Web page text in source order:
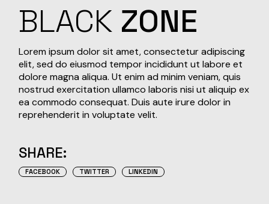
BLACK ZONE
Lorem ipsum dolor sit amet, consectetur adipiscing
elit, sed do eiusmod tempor incididunt ut labore et
dolore magna aliqua. Ut enim ad minim veniam, quis
nostrud exercitation ullamco laboris nisi ut aliquip ex
ea commodo consequat. Duis aute irure dolor in
reprehenderit in voluptate velit.
SHARE:
FACEBOOK TWITTER LINKEDIN